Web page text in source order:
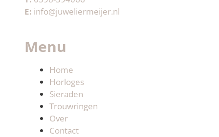
E: info@juweliermeijer.nl
Menu
Home
Horloges
Sieraden
Trouwringen
Over
Contact